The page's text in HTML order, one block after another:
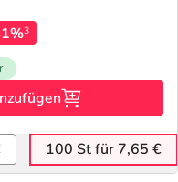
3
100 St für 7,65 €